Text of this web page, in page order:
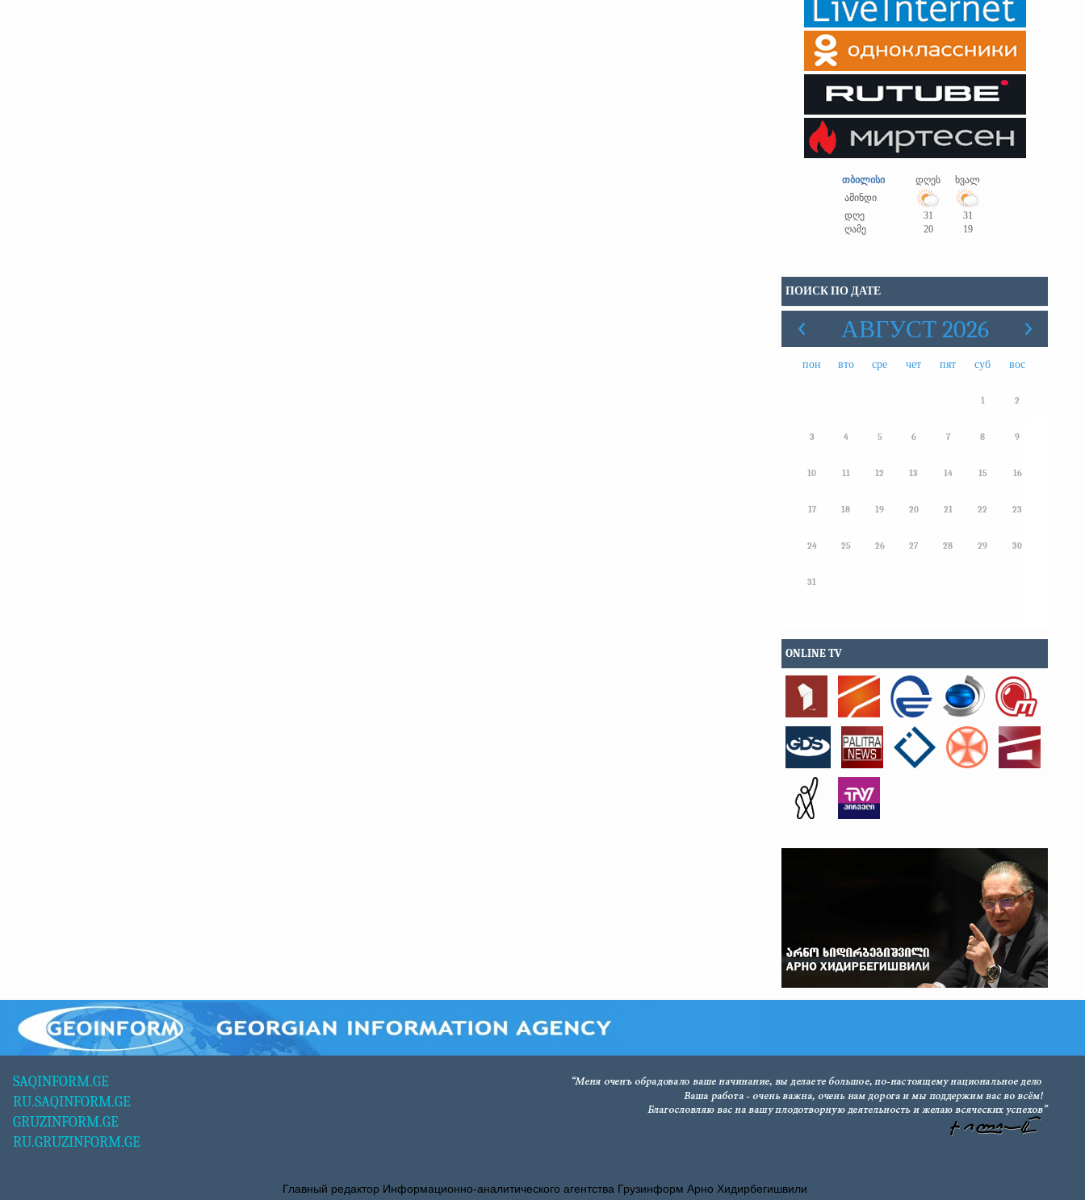
თბილისი დღეს
ხვალ
ამინდი
დღე
31
31
ღამე
20 19
ПОИСК ПО ДАТЕ
АВГУСТ 2026
пон вто сре чет пят суб вос
1 2
3 4 5 6 7 8 9
10 11 12 13 14 15 16
17 18 19 20 21 22 23
24 25 26 27 28 29 30
31
ONLINE TV
SAQINFORM.GE
RU.SAQINFORM.GE
GRUZINFORM.GE
RU.GRUZINFORM.GE
Главный редактор Информационно-аналитического агентства Грузинформ Арно Хидирбегишвили